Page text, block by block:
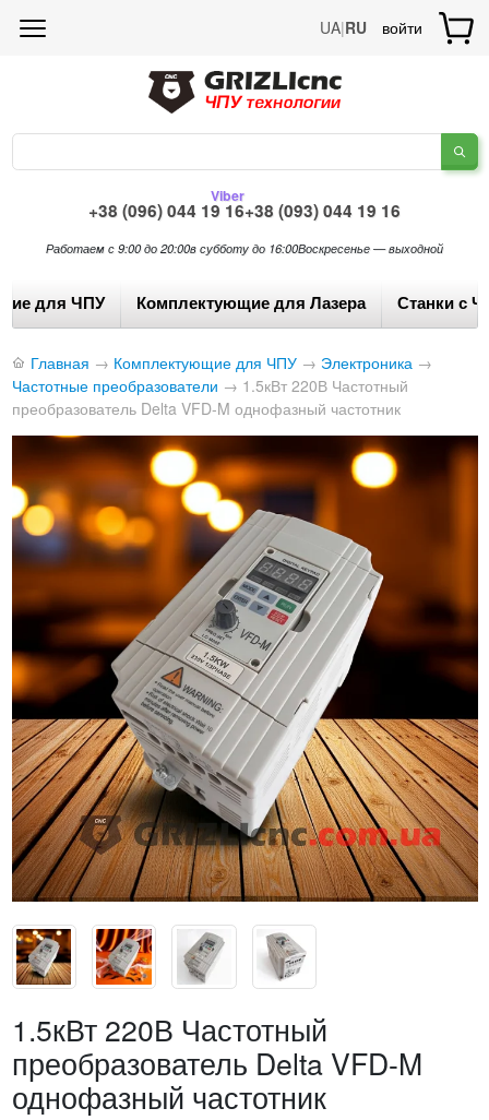
UA|RU войти
+38 (096) 044 19 16
Viber
+38 (093) 044 19 16
Работаем с 9:00 до 20:00в субботу до 16:00Воскресенье — выходной
для ЧПУ Комплектующие для Лазера Станки с
Главная → Комплектующие для ЧПУ → Электроника →
Частотные преобразователи → 1.5кВт 220В Частотный
преобразователь Delta VFD-M однофазный частотник
1.5кВт 220В Частотный
преобразователь Delta VFD-M
однофазный частотник